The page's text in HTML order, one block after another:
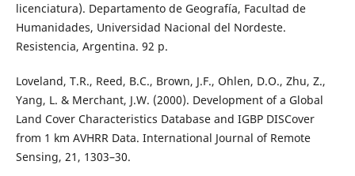
licenciatura). Departamento de Geografía, Facultad de
Humanidades, Universidad Nacional del Nordeste.
Resistencia, Argentina. 92 p.
Loveland, T.R., Reed, B.C., Brown, J.F., Ohlen, D.O., Zhu, Z.,
Yang, L. & Merchant, J.W. (2000). Development of a Global
Land Cover Characteristics Database and IGBP DISCover
from 1 km AVHRR Data. International Journal of Remote
Sensing, 21, 1303–30.